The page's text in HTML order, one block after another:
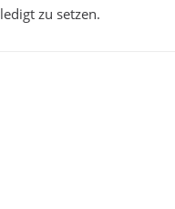
zu setzen.